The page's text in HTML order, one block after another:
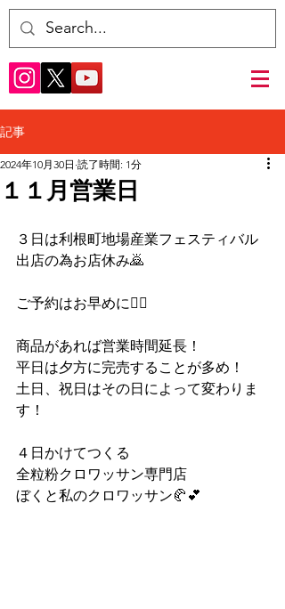
記事
１１月営業日
2024年10月30日 読了時間: 1分
３日は利根町地場産業フェスティバル
出店の為お店休み🙇
ご予約はお早めに🙇‍♂️
商品があれば営業時間延長！
平日は夕方に完売することが多め！
土日、祝日はその日によって変わりま
す！
４日かけてつくる
全粒粉クロワッサン専門店
ぼくと私のクロワッサン🥐💕